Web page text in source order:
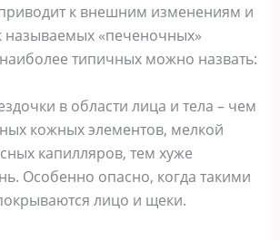
к внешним изменениям и
называемых «печеночных»
типичных можно назвать:
в области лица и тела – чем
кожных элементов, мелкой
капилляров, тем хуже
Особенно опасно, когда такими
лицо и щеки.